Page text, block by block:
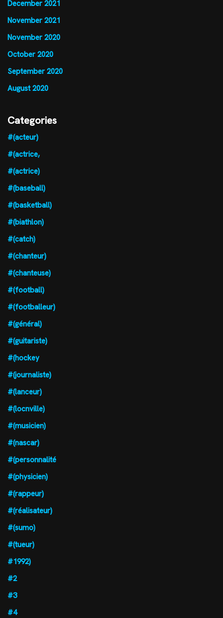
December 2021
November 2021
November 2020
October 2020
September 2020
August 2020
Categories
#(acteur)
#(actrice,
#(actrice)
#(baseball)
#(basketball)
#(biathlon)
#(catch)
#(chanteur)
#(chanteuse)
#(football)
#(footballeur)
#(général)
#(guitariste)
#(hockey
#(journaliste)
#(lanceur)
#(locnville)
#(musicien)
#(nascar)
#(personnalité
#(physicien)
#(rappeur)
#(réalisateur)
#(sumo)
#(tueur)
#1992)
#2
#3
#4